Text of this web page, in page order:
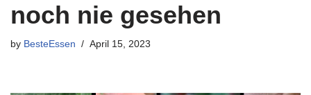
noch nie gesehen
by BesteEssen April 15, 2023